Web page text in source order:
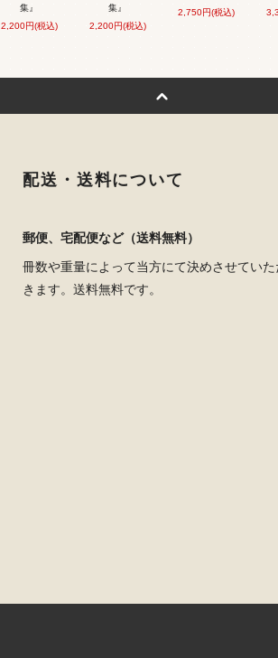
集』
2,200円(税込)
集』
2,200円(税込)
2,750円(税込)
配送・送料について
郵便、宅配便など（送料無料）
冊数や重量によって当方にて決めさせていた
きます。送料無料です。